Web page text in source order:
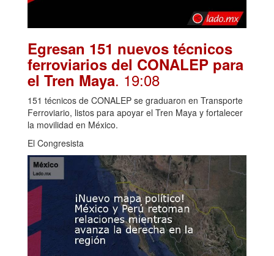
Egresan 151 nuevos técnicos
ferroviarios del CONALEP para
el Tren Maya. 19:08
151 técnicos de CONALEP se graduaron en Transporte
Ferroviario, listos para apoyar el Tren Maya y fortalecer
la movilidad en México.
El Congresista